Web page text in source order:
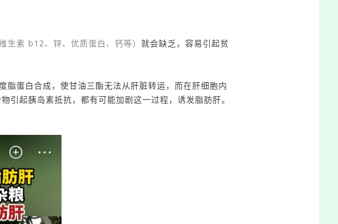
生素 b12、锌、 优质蛋白、钙等） 就会缺乏， 容易引起贫
脂蛋白合成，使甘油三酯无法从肝脏转运， 而在肝细胞内
引起胰岛素抵抗，都有可能加剧这一过程， 诱发脂肪肝。